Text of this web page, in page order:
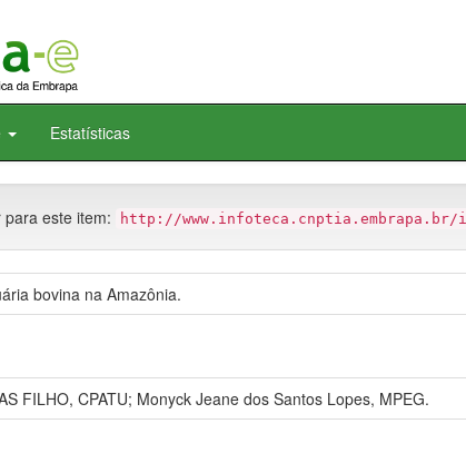
Estatísticas
este item: http://www.infoteca.cnptia.embrapa.br/
bovina na Amazônia.
FILHO, CPATU; Monyck Jeane dos Santos Lopes, MPEG.